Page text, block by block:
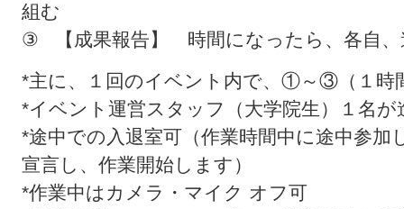
組む
③ 【成果報告】 時間になったら、各自、
*主に、１回のイベント内で、①～③（１時
*イベント運営スタッフ（大学院生）１名
*途中での入退室可（作業時間中に途中参
宣言し、作業開始します）
*作業中はカメラ・マイク オフ可